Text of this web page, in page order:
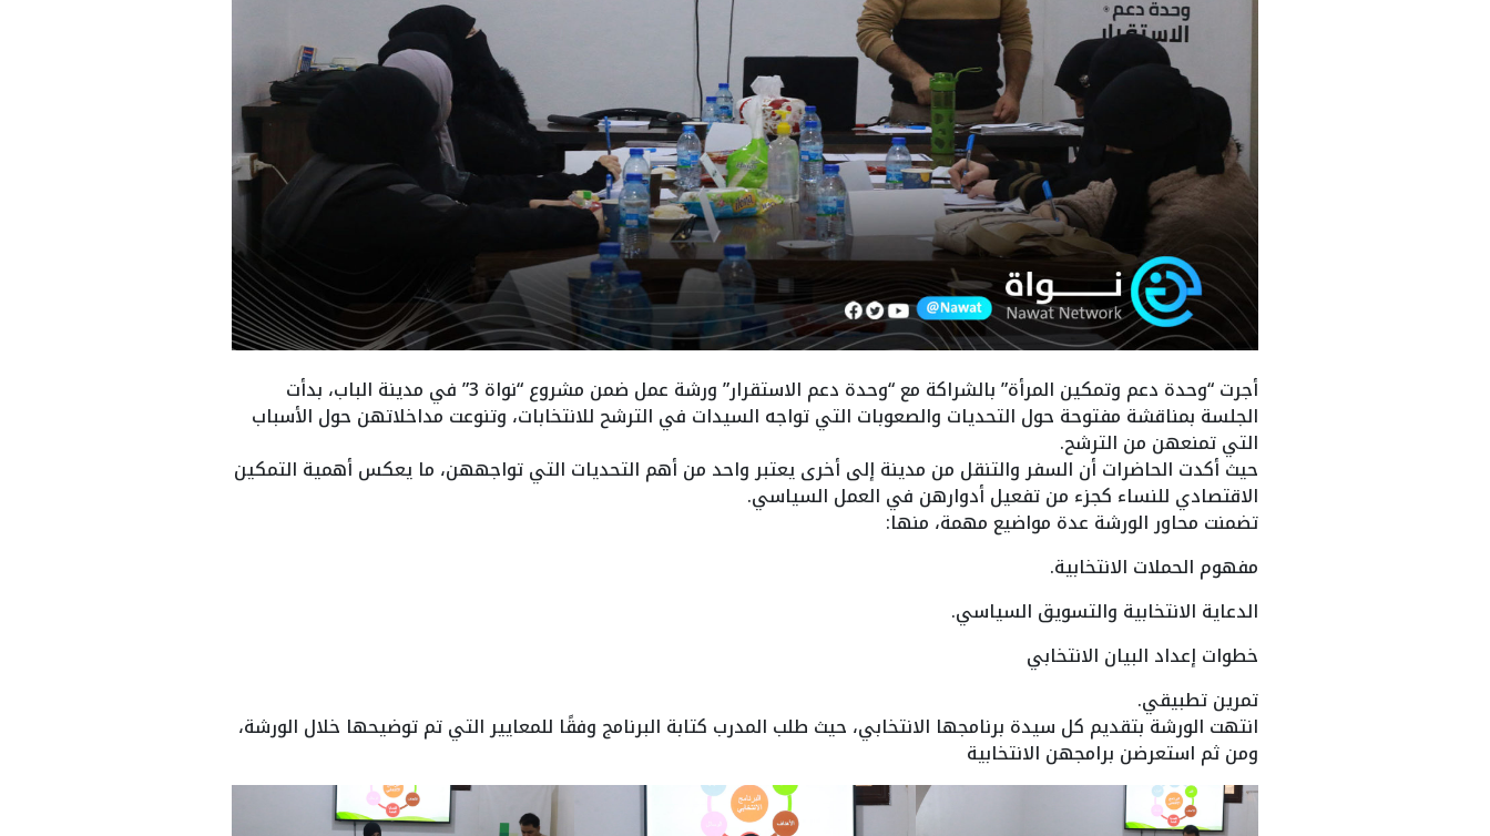
أجرت “وحدة دعم وتمكين المرأة” بالشراكة مع “وحدة دعم الاستقرار” ورشة عمل ضمن مشروع “نواة 3” في مدينة الباب، بدأت
الجلسة بمناقشة مفتوحة حول التحديات والصعوبات التي تواجه السيدات في الترشح للانتخابات، وتنوعت مداخلاتهن حول الأسباب
التي تمنعهن من الترشح.
حيث أكدت الحاضرات أن السفر والتنقل من مدينة إلى أخرى يعتبر واحد من أهم التحديات التي تواجههن، ما يعكس أهمية التمكين
الاقتصادي للنساء كجزء من تفعيل أدوارهن في العمل السياسي.
تضمنت محاور الورشة عدة مواضيع مهمة، منها:
مفهوم الحملات الانتخابية.
الدعاية الانتخابية والتسويق السياسي.
خطوات إعداد البيان الانتخابي
تمرين تطبيقي.
انتهت الورشة بتقديم كل سيدة برنامجها الانتخابي، حيث طلب المدرب كتابة البرنامج وفقًا للمعايير التي تم توضيحها خلال الورشة،
ومن ثم استعرضن برامجهن الانتخابية